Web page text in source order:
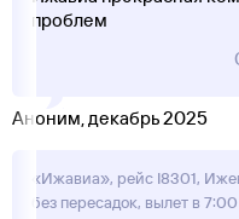
проблем
Аноним, декабрь 2025
«Ижавиа», рейс I8301,
без пересадок, вылет в 7:00